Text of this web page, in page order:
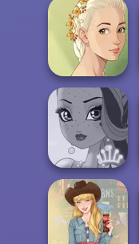
Natural Girl
Portrait
Fairy Tale High